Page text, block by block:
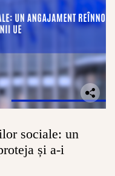
sociale: un
și a-i